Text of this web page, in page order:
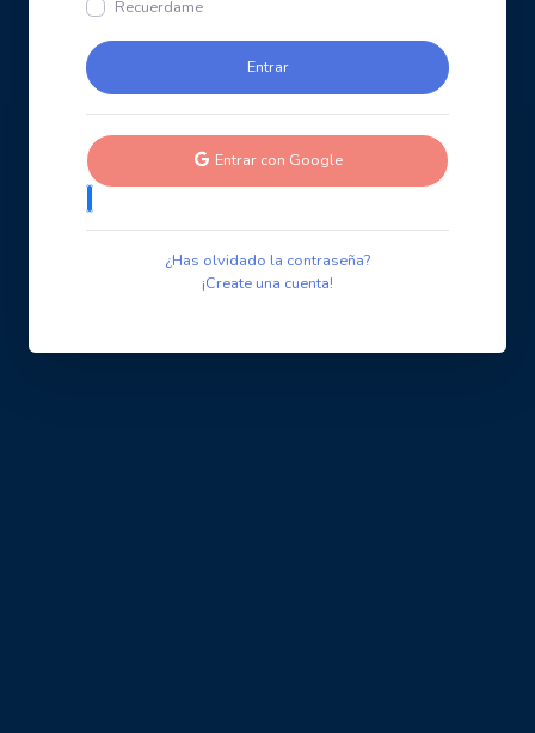
Recuerdame
Entrar con Google
¿Has olvidado la contraseña?
¡Create una cuenta!